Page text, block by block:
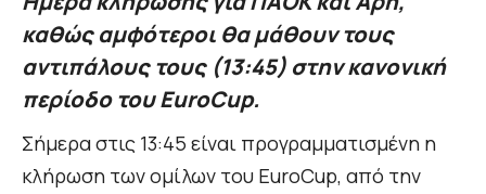
καθώς αμφότεροι θα μάθουν τους
αντιπάλους τους (13:45) στην κανονική
περίοδο του EuroCup.
Σήμερα στις 13:45 είναι προγραμματισμένη η
κλήρωση των ομίλων του EuroCup, από την